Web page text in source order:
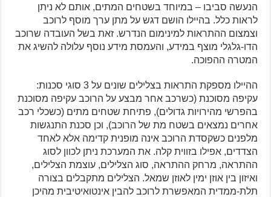
הנעשה סביבו – במיוחד בשטחים המתים, אותם לא ניתן
לראות כלל. בהיילו הושם דגש על מתן ערך מוסף לרוכב
וצמצום ההתראות למינימום הנדרש. זאת בשל העובדה שרוכב
הדו-גלגלי מוצף במידע, והעמסת מידע נוסף עלולה להשיג את
המטרה ההפוכה.
​ההיילו מספקת התראות בצלילים שונים על 3 סוגי סכנות:
עקיפה מסוכנת (כשרכב אחר מבצע על הרוכב עקיפה מסוכנת
בהפרשי מהירויות גדולים), פתיחת שטחים מתים (כשכלי רכב
אחרים נמצאים בשטח מת של הרוכב), וכן סכנת התנגשות
מלפנים כשקסדת הרוכב אינה מופנית קדימה אלא לאחד
הצדדים, אפילו בזווית קלה. את המערכת ניתן לכוון לסוג
ההתראה, מרחק ההתראה, סוג הצלילים, עוצמת הצלילים,
ואיזון בין אוזן ימין לאוזן שמאל. הצלילים מתקבלים בצורה
תלת-ממדית המאפשרת לרוכב להבין אינטואיטיבית מהיכן